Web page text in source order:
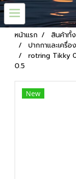
หน้าแรก สินค้าทั้
ปากกาและเครื่อ
rotring Tikky
0.5
New